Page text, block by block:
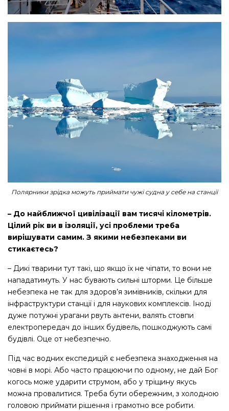
Полярники зрідка можуть приймати чужі судна у себе на станції
– До найближчої цивілізації вам тисячі кілометрів.
Цілий рік ви в ізоляції, усі проблеми треба
вирішувати самим. З якими небезпеками ви
стикаєтесь?
– Дикі тварини тут такі, що якщо їх не чіпати, то вони не
нападатимуть. У нас бувають сильні шторми. Це більше
небезпека не так для здоров’я зимівників, скільки для
інфраструктури станції і для наукових комплексів. Іноді
дуже потужні урагани рвуть антени, валять стовпи
електропередач до інших будівель, пошкоджують самі
будівлі. Оце от небезпечно.
Під час водних експедицій є небезпека знаходження на
човні в морі. Або часто працюючи по одному, не дай Бог
когось може ударити струмом, або у тріщину якусь
можна провалитися. Треба бути обережним, з холодною
головою приймати рішення і грамотно все робити.